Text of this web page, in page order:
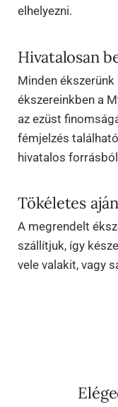
elhelyezni.
Hivatalosan
Minden
ékszereinkben a
az ezüst
fémjelzés
hivatalos
Tökéletes
A megrendelt
szállítjuk, így
vele valakit, vagy